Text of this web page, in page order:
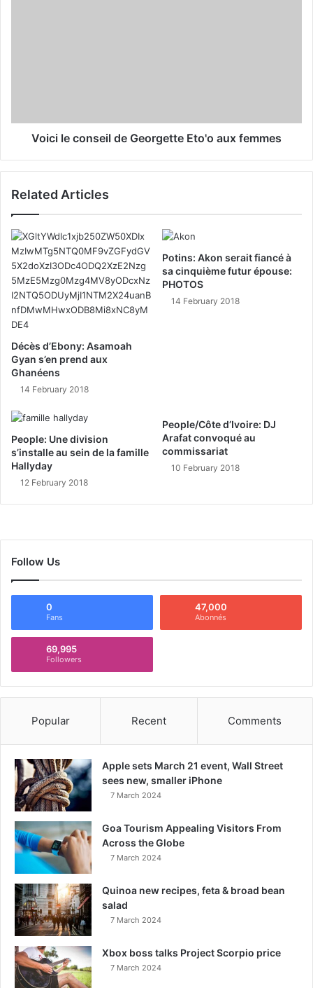
Voici le conseil de Georgette Eto'o aux femmes
Related Articles
Décès d’Ebony: Asamoah
Gyan s’en prend aux
Ghanéens
14 February 2018
Potins: Akon serait fiancé à
sa cinquième futur épouse:
PHOTOS
14 February 2018
People: Une division
s’installe au sein de la famille
Hallyday
12 February 2018
People/Côte d’Ivoire: DJ
Arafat convoqué au
commissariat
10 February 2018
Follow Us
0
Fans
47,000
Abonnés
69,995
Followers
Popular Recent Comments
Apple sets March 21 event, Wall Street
sees new, smaller iPhone
7 March 2024
Goa Tourism Appealing Visitors From
Across the Globe
7 March 2024
Quinoa new recipes, feta & broad bean
salad
7 March 2024
Xbox boss talks Project Scorpio price
7 March 2024